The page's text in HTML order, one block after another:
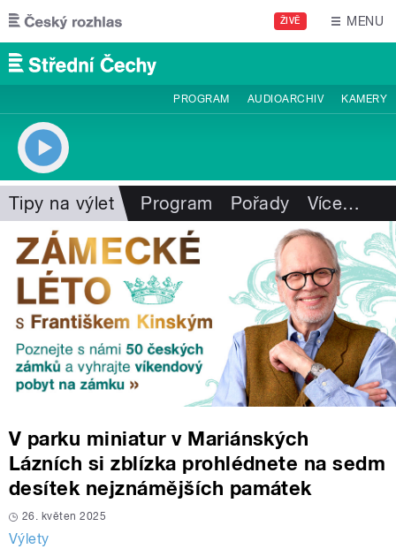
Přejít k hlavnímu obsahu
ŽIVĚ MENU
PROGRAM AUDIOARCHIV KAMERY
Tipy na výlet Program Pořady Více…
V parku miniatur v Mariánských
Lázních si zblízka prohlédnete na sedm
desítek nejznámějších památek
26. květen 2025
Výlety